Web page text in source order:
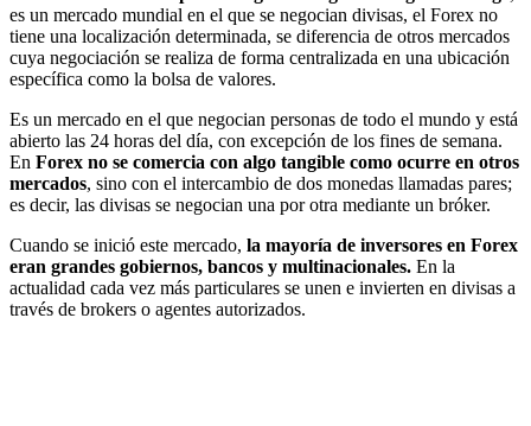
es un mercado mundial en el que se negocian divisas, el Forex no
tiene una localización determinada, se diferencia de otros mercados
cuya negociación se realiza de forma centralizada en una ubicación
específica como la bolsa de valores.
Es un mercado en el que negocian personas de todo el mundo y está
abierto las 24 horas del día, con excepción de los fines de semana.
En Forex no se comercia con algo tangible como ocurre en otros
mercados, sino con el intercambio de dos monedas llamadas pares;
es decir, las divisas se negocian una por otra mediante un bróker.
Cuando se inició este mercado, la mayoría de inversores en Forex
eran grandes gobiernos, bancos y multinacionales. En la
actualidad cada vez más particulares se unen e invierten en divisas a
través de brokers o agentes autorizados.